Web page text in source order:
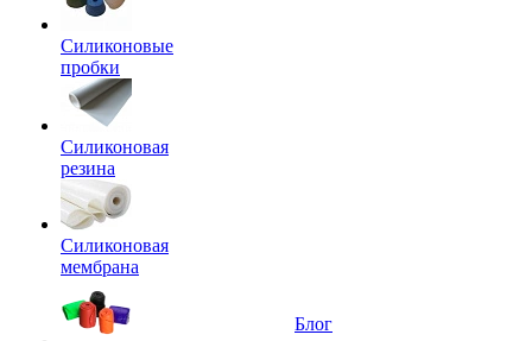
Силиконовые
пробки
Силиконовая
резина
Силиконовая
мембрана
Блог